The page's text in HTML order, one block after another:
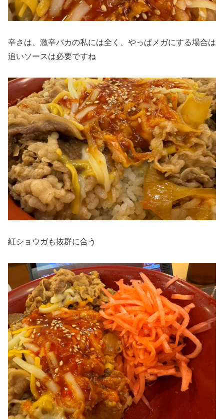
辛さは、激辛バカの私には全く、やっぱメガにする場合は
追いソースは必要ですね
紅ショウガも抜群に合う